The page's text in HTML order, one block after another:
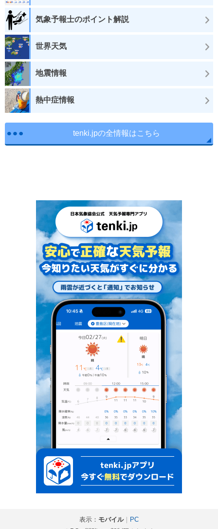
気象予報士のポイント解説
世界天気
地震情報
熱中症情報
tenki.jpの全情報はこちら
表示： モバイル｜
PC